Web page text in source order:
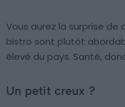
Vous aurez la surprise
bistro sont plutôt
élevé du pays. Santé,
Un petit creux ?